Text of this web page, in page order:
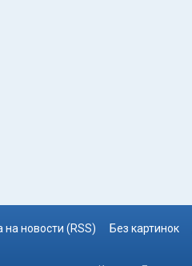
на новости (RSS) Без картинок